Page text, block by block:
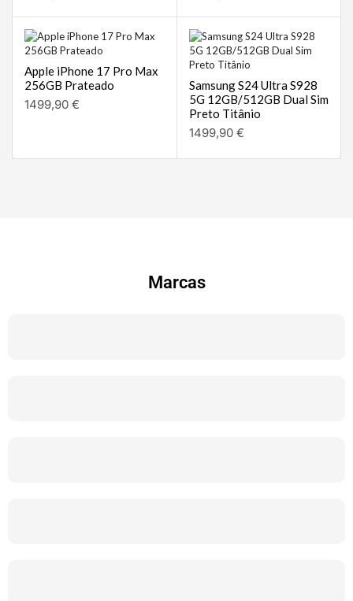
Apple iPhone 17 Pro Max
256GB Prateado
1499,90 €
Samsung S24 Ultra S928
5G 12GB/512GB Dual Sim
Preto Titânio
1499,90 €
Marcas